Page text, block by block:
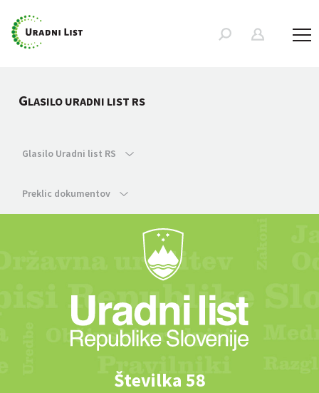
GLASILO URADNI LIST RS
Glasilo Uradni list RS
Preklic dokumentov
Številka 58